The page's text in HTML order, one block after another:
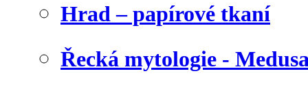
Hrad – papírové tkaní
Řecká mytologie -